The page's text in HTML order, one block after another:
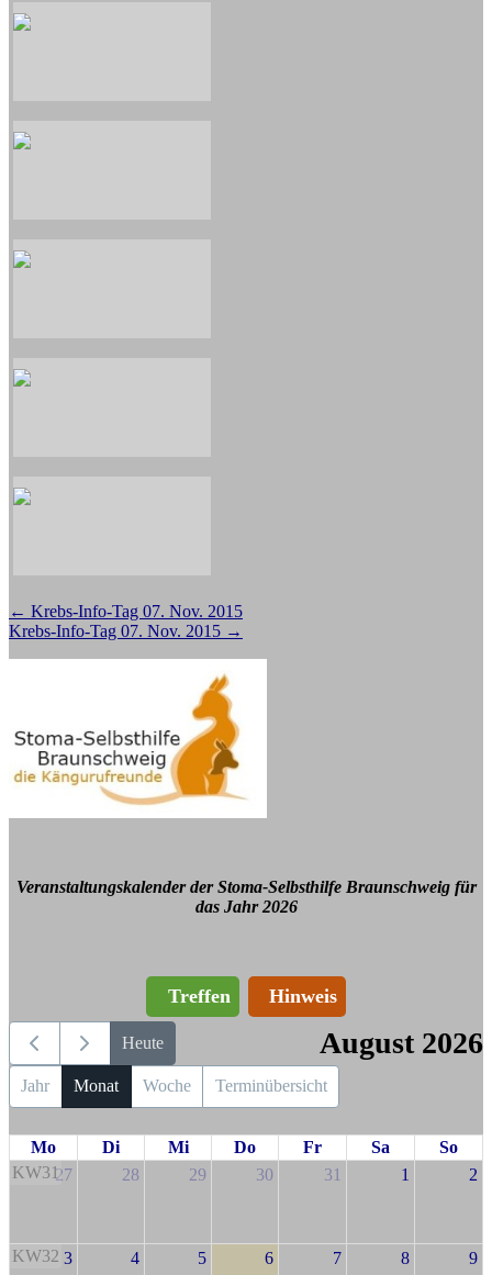
Beitragsnavigation
← Krebs-Info-Tag 07. Nov. 2015
Krebs-Info-Tag 07. Nov. 2015 →
Veranstaltungskalender der Stoma-Selbsthilfe Braunschweig für
das Jahr 2026
Treffen Hinweis
Heute August 2026
Jahr Monat Woche Terminübersicht
Mo Di Mi Do Fr Sa
So
KW3127 28 29 30 31 1 2
KW32 3 4 5 6 7 8 9